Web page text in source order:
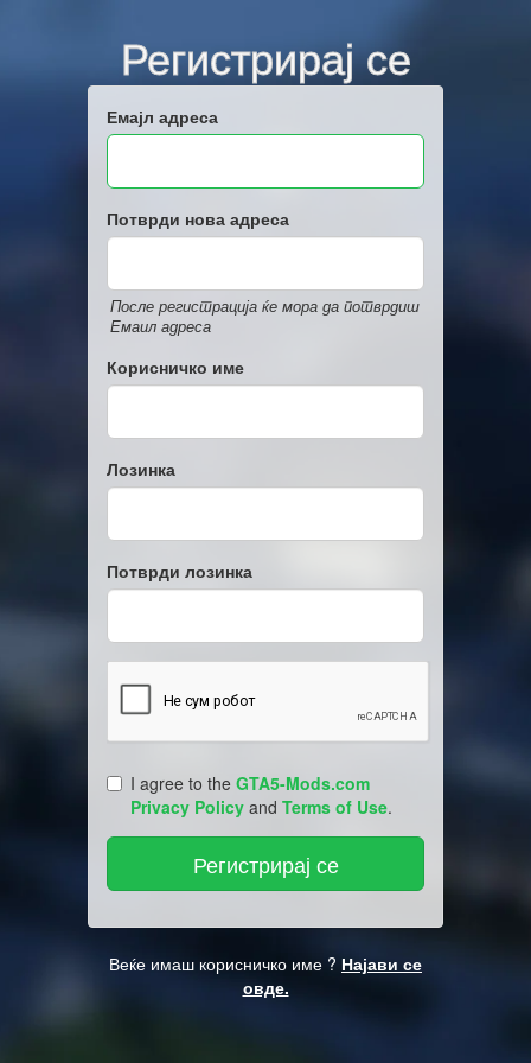
Регистрирај се
Емајл адреса
Потврди нова адреса
После регистрација ќе мора да потврдиш
Емаил адреса
Корисничко име
Лозинка
Потврди лозинка
I agree to the GTA5-Mods.com
Privacy Policy and Terms of Use.
Веќе имаш корисничко име ? Најави се
овде.